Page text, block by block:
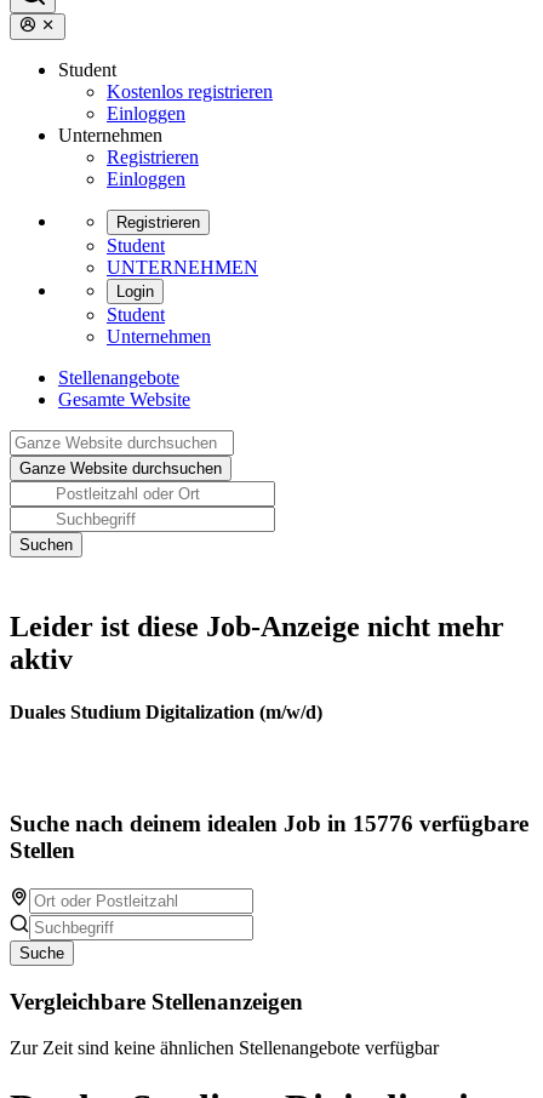
Student
Kostenlos registrieren
Einloggen
Unternehmen
Registrieren
Einloggen
Registrieren
Student
UNTERNEHMEN
Login
Student
Unternehmen
Stellenangebote
Gesamte Website
Leider ist diese Job-Anzeige nicht mehr
aktiv
Duales Studium Digitalization (m/w/d)
Suche nach deinem idealen Job in 15776 verfügbare
Stellen
Suche
Vergleichbare Stellenanzeigen
Zur Zeit sind keine ähnlichen Stellenangebote verfügbar